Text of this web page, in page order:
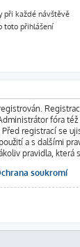
při každé návštěvě
toto přihlášení
fóra
registrací se
a s dalšími
pravidla, která
soukromí